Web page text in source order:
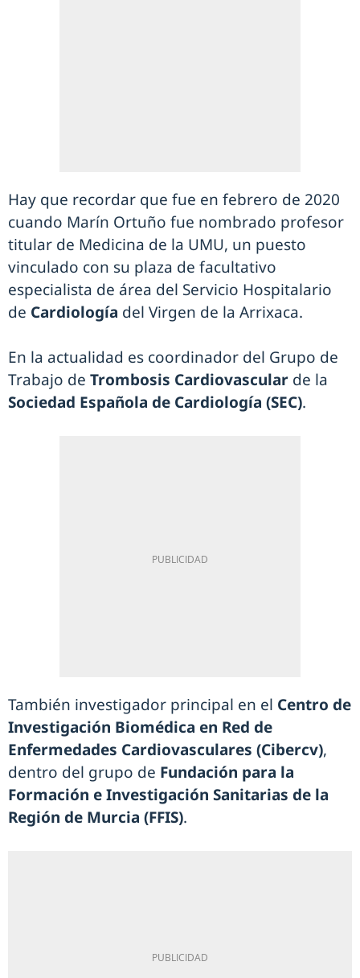
Hay que recordar que fue en febrero de 2020
cuando Marín Ortuño fue nombrado profesor
titular de Medicina de la UMU, un puesto
vinculado con su plaza de facultativo
especialista de área del Servicio Hospitalario
de Cardiología del Virgen de la Arrixaca.
En la actualidad es coordinador del Grupo de
Trabajo de Trombosis Cardiovascular de la
Sociedad Española de Cardiología (SEC).
También investigador principal en el Centro de
Investigación Biomédica en Red de
Enfermedades Cardiovasculares (Cibercv),
dentro del grupo de Fundación para la
Formación e Investigación Sanitarias de la
Región de Murcia (FFIS).